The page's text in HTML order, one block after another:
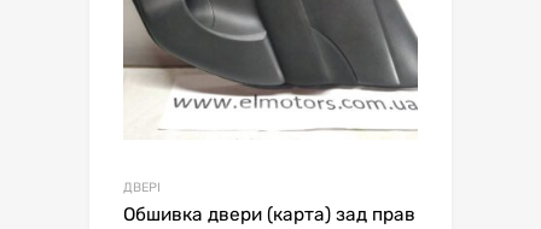
ДВЕРІ
Обшивка двери (карта) зад прав